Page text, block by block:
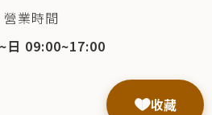
營業時間
日 09:00~17:00
收藏